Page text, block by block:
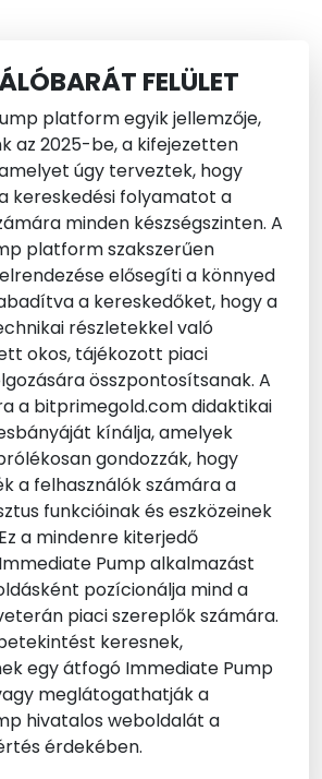
FELÜLET
platform egyik jellemzője,
az 2025-be, a kifejezetten
úgy terveztek, hogy
kereskedési folyamatot a
minden készségszinten. A
platform szakszerűen
elősegíti a könnyed
a kereskedőket, hogy a
részletekkel való
okos, tájékozott piaci
összpontosítsanak. A
a bitprimegold.com didaktikai
kínálja, amelyek
gondozzák, hogy
a felhasználók számára a
funkcióinak és eszközeinek
a mindenre kiterjedő
Pump alkalmazást
pozícionálja mind a
piaci szereplők számára.
keresnek,
egy átfogó Immediate Pump
meglátogathatják a
hivatalos weboldalát a
érdekében.